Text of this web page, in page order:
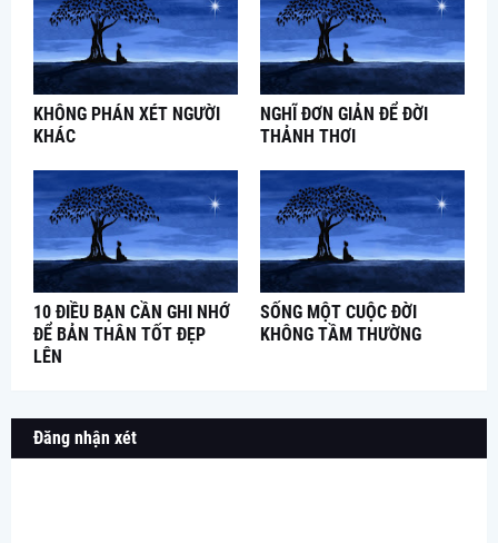
KHÔNG PHÁN XÉT NGƯỜI
KHÁC
NGHĨ ĐƠN GIẢN ĐỂ ĐỜI
THẢNH THƠI
10 ĐIỀU BẠN CẦN GHI NHỚ
ĐỂ BẢN THÂN TỐT ĐẸP
LÊN
SỐNG MỘT CUỘC ĐỜI
KHÔNG TẦM THƯỜNG
Đăng nhận xét